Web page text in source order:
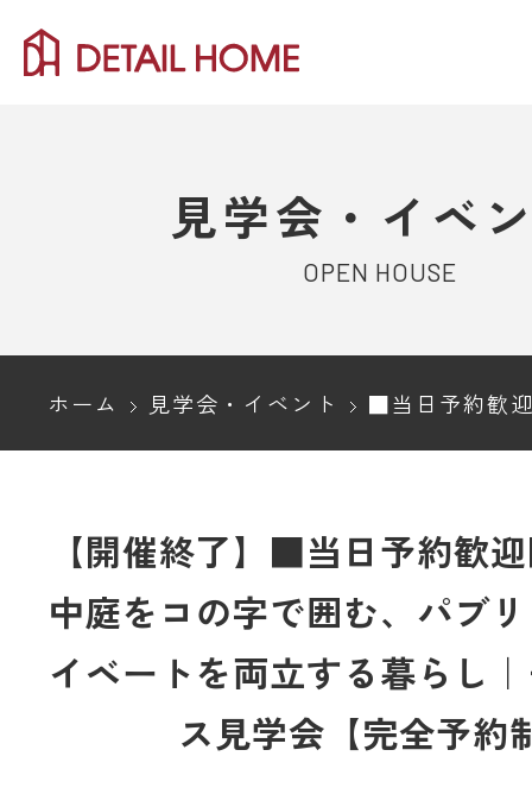
見学会・イベ
OPEN HOUSE
ホーム 見学会・イベント ■当日予約歓迎■上越市｜中庭をコの字で囲む、パブリックとプラ
【開催終了】■当日予約歓
中庭をコの字で囲む、パブ
イベートを両立する暮らし
ス見学会【完全予約